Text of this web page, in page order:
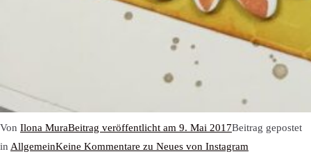
Von Ilona MuraBeitrag veröffentlicht am 9. Mai 2017Beitrag gepostet
in AllgemeinKeine Kommentare zu Neues von Instagram